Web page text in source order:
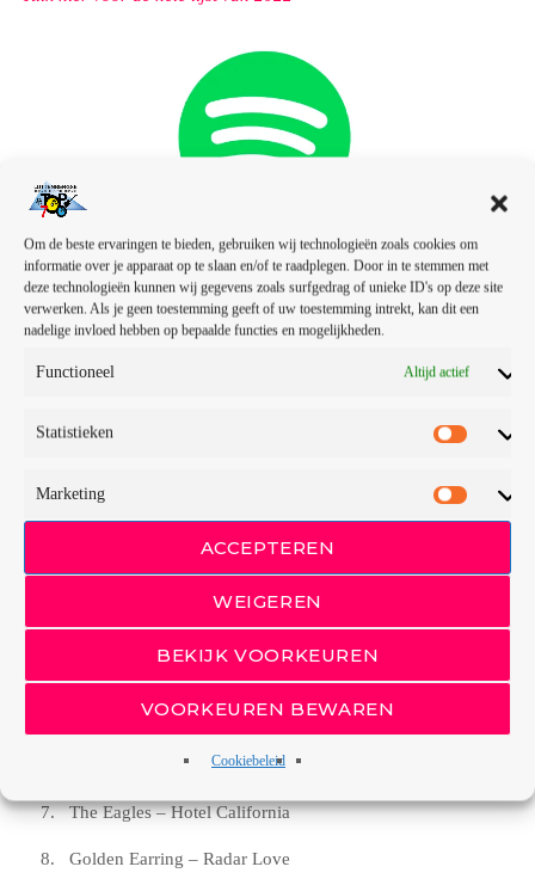
Om de beste ervaringen te bieden, gebruiken wij technologieën zoals cookies om
informatie over je apparaat op te slaan en/of te raadplegen. Door in te stemmen met
deze technologieën kunnen wij gegevens zoals surfgedrag of unieke ID's op deze site
verwerken. Als je geen toestemming geeft of uw toestemming intrekt, kan dit een
nadelige invloed hebben op bepaalde functies en mogelijkheden.
Functioneel Altijd actief
Statistieken
Marketing
ACCEPTEREN
WEIGEREN
BEKIJK VOORKEUREN
VOORKEUREN BEWAREN
Cookiebeleid
De Top 10 van de Top 700 (2020)
Led Zeppelin – Stairway to Heaven
Pearl Jam – Black
Disturbed – Sound of Silence
Black Sabbath – Paranoid
The Eagles – Hotel California
Golden Earring – Radar Love